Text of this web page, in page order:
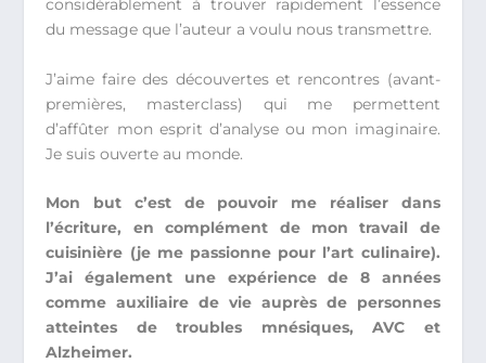
considérablement à trouver rapidement l’essence
du message que l’auteur a voulu nous transmettre.
J’aime faire des découvertes et rencontres (avant-
premières, masterclass) qui me permettent
d’affûter mon esprit d’analyse ou mon imaginaire.
Je suis ouverte au monde.
Mon but c’est de pouvoir me réaliser dans
l’écriture, en complément de mon travail de
cuisinière (je me passionne pour l’art culinaire).
J’ai également une expérience de 8 années
comme auxiliaire de vie auprès de personnes
atteintes de troubles mnésiques, AVC et
Alzheimer.